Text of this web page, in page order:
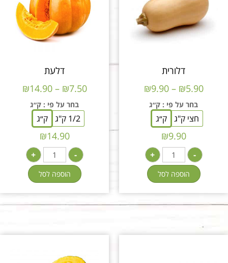
דלורית
₪5.90
–
₪9.90
בחר על פי : ק״ג
חצי ק"ג ק״ג
₪9.90
-
+
הוספה לסל
דלעת
₪7.50
–
₪14.90
בחר על פי : ק״ג
1/2 ק"ג ק״ג
₪14.90
-
+
הוספה לסל